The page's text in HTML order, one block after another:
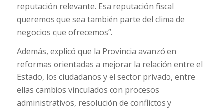
reputación relevante. Esa reputación fiscal
queremos que sea también parte del clima de
negocios que ofrecemos”.
Además, explicó que la Provincia avanzó en
reformas orientadas a mejorar la relación entre el
Estado, los ciudadanos y el sector privado, entre
ellas cambios vinculados con procesos
administrativos, resolución de conflictos y